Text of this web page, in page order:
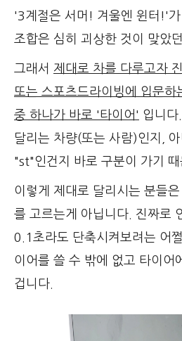
'3계절은 서머! 겨울엔 윈터!'가
조합은 심히 괴상한 것이 맞았
그래서 제대로 차를 다루고자
또는 스포츠드라이빙에 입문하
중 하나가 바로 '타이어' 입니다
달리는 차량(또는 사람)인지,
"st"인건지 바로 구분이 가기 때
이렇게 제대로 달리시는 분들
를 고르는게 아닙니다. 진짜로
0.1초라도 단축시켜보려는 어
이어를 쓸 수 밖에 없고 타이어
겁니다.